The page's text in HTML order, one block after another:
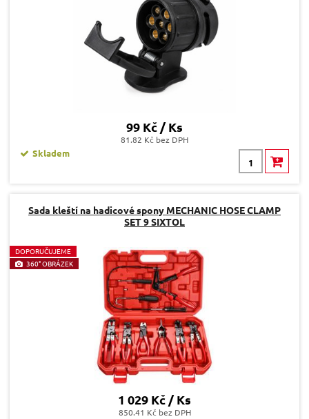
99 Kč / Ks
81.82 Kč bez DPH
Skladem
Sada kleští na hadicové spony MECHANIC HOSE CLAMP
SET 9 SIXTOL
DOPORUČUJEME
360° OBRÁZEK
1 029 Kč / Ks
850.41 Kč bez DPH